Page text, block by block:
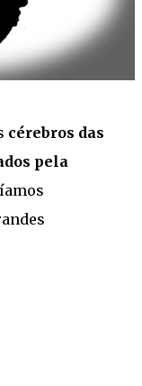
cérebros das
pela